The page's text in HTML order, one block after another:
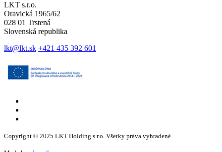
LKT s.r.o.
Oravická 1965/62
028 01 Trstená
Slovenská republika
lkt@lkt.sk +421 435 392 601
Copyright © 2025 LKT Holding s.r.o. Všetky práva vyhradené